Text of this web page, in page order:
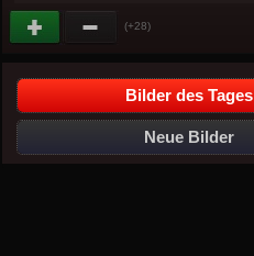
(+28)
Bilder des Tages
Neue Bilder